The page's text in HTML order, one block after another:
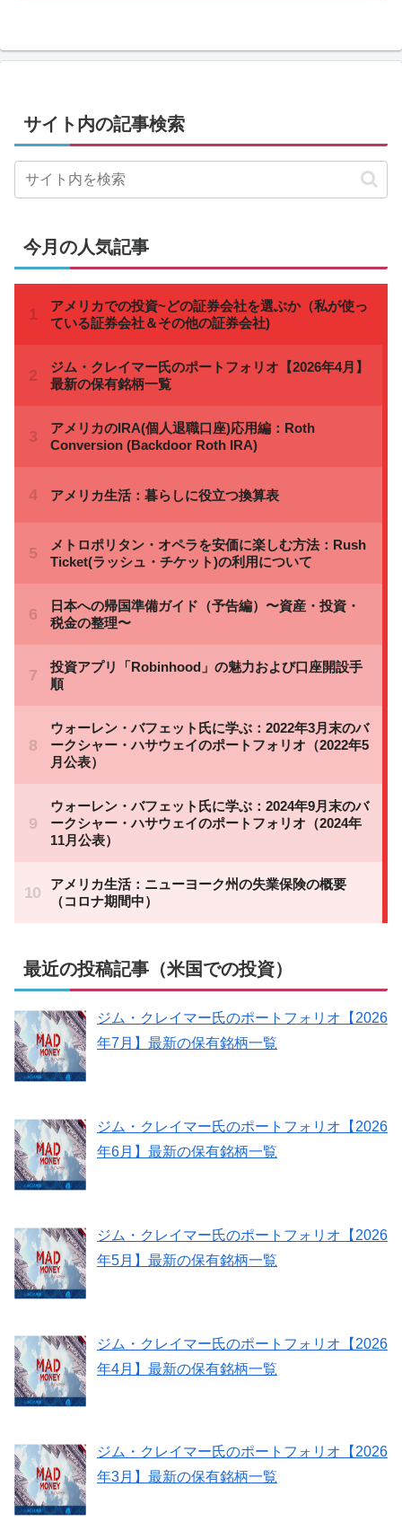
サイト内の記事検索
今月の人気記事
最近の投稿記事（米国での投資）
ジム・クレイマー氏のポートフォリオ【2026
年7月】最新の保有銘柄一覧
ジム・クレイマー氏のポートフォリオ【2026
年6月】最新の保有銘柄一覧
ジム・クレイマー氏のポートフォリオ【2026
年5月】最新の保有銘柄一覧
ジム・クレイマー氏のポートフォリオ【2026
年4月】最新の保有銘柄一覧
ジム・クレイマー氏のポートフォリオ【2026
年3月】最新の保有銘柄一覧